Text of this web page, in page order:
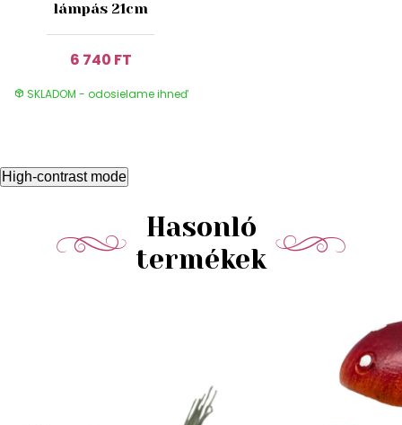
lámpás 21cm
6 740 FT
SKLADOM - odosielame ihneď
High-contrast mode
Hasonló
termékek